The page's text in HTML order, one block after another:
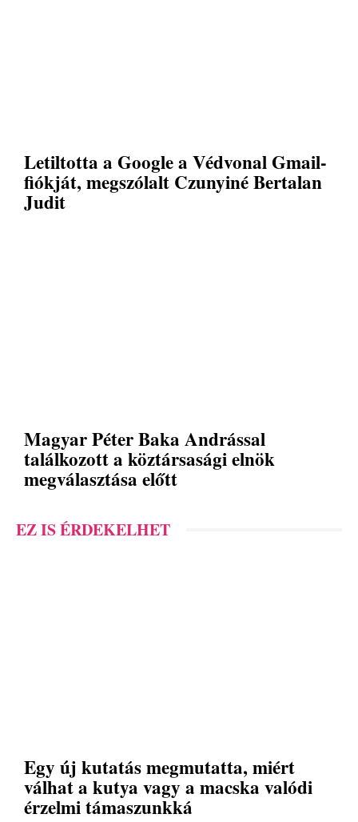
Letiltotta a Google a Védvonal Gmail-
fiókját, megszólalt Czunyiné Bertalan
Judit
Magyar Péter Baka Andrással
találkozott a köztársasági elnök
megválasztása előtt
EZ IS ÉRDEKELHET
Egy új kutatás megmutatta, miért
válhat a kutya vagy a macska valódi
érzelmi támaszunkká